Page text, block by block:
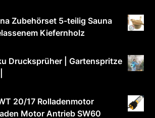
Zubehörset 5-teilig Sauna
Kiefernholz
Drucksprüher | Gartenspritze
20/17 Rolladenmotor
Motor Antrieb SW60